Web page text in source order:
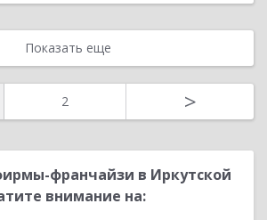
Показать еще
2 >
франчайзи в Иркутской
внимание на: